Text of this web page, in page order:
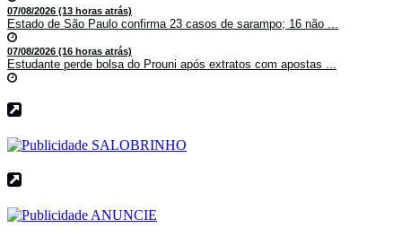
07/08/2026 (13 horas atrás)
Estado de São Paulo confirma 23 casos de sarampo; 16 não ...
07/08/2026 (16 horas atrás)
Estudante perde bolsa do Prouni após extratos com apostas ...